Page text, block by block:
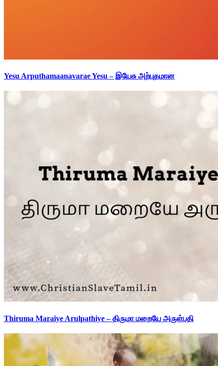
Yesu Arputhamaanavarae Yesu – இயேசு அற்புதமான
Thiruma Maraiye Arulpathiye – திருமா மறையே அருள்பதி